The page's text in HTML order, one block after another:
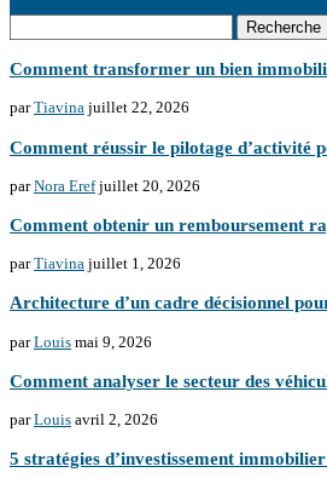
Recherche
Comment transformer un bien
parTiavina juillet 22, 2026
Comment réussir le pilotage d’activité
parNora Eref juillet 20, 2026
Comment obtenir un remboursement
parTiavina juillet 1, 2026
Architecture d’un cadre décisionnel
parLouis mai 9, 2026
Comment analyser le secteur des
parLouis avril 2, 2026
5 stratégies d’investissement